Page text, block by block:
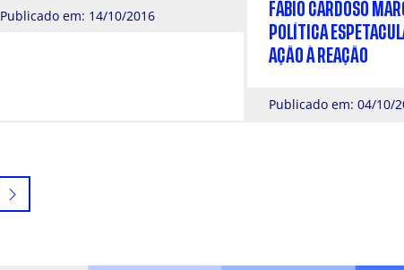
Publicado em: 14/10/2016
FÁBIO CARDOSO
POLÍTICA
AÇÃO À REAÇÃO
Publicado em: 04/10/